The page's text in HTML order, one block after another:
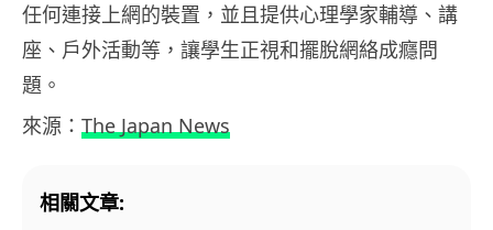
任何連接上網的裝置，並且提供心理學家輔導、講
座、戶外活動等，讓學生正視和擺脫網絡成癮問
題。
來源： The Japan News
相關文章: